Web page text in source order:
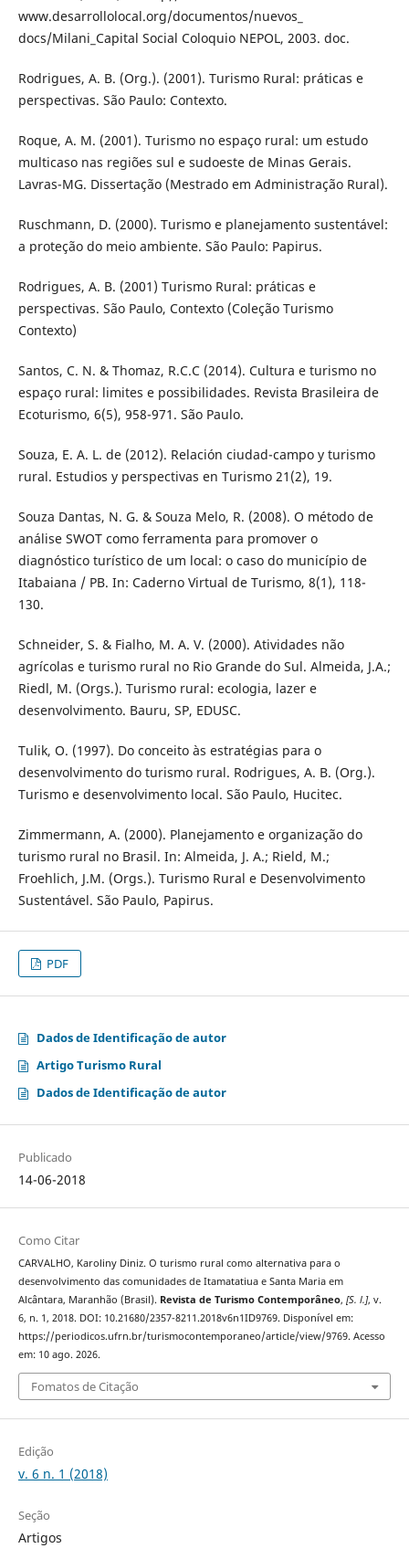
www.desarrollolocal.org/documentos/nuevos_
docs/Milani_Capital Social Coloquio NEPOL, 2003. doc.
Rodrigues, A. B. (Org.). (2001). Turismo Rural: práticas e
perspectivas. São Paulo: Contexto.
Roque, A. M. (2001). Turismo no espaço rural: um estudo
multicaso nas regiões sul e sudoeste de Minas Gerais.
Lavras-MG. Dissertação (Mestrado em Administração Rural).
Ruschmann, D. (2000). Turismo e planejamento sustentável:
a proteção do meio ambiente. São Paulo: Papirus.
Rodrigues, A. B. (2001) Turismo Rural: práticas e
perspectivas. São Paulo, Contexto (Coleção Turismo
Contexto)
Santos, C. N. & Thomaz, R.C.C (2014). Cultura e turismo no
espaço rural: limites e possibilidades. Revista Brasileira de
Ecoturismo, 6(5), 958-971. São Paulo.
Souza, E. A. L. de (2012). Relación ciudad-campo y turismo
rural. Estudios y perspectivas en Turismo 21(2), 19.
Souza Dantas, N. G. & Souza Melo, R. (2008). O método de
análise SWOT como ferramenta para promover o
diagnóstico turístico de um local: o caso do município de
Itabaiana / PB. In: Caderno Virtual de Turismo, 8(1), 118-
130.
Schneider, S. & Fialho, M. A. V. (2000). Atividades não
agrícolas e turismo rural no Rio Grande do Sul. Almeida, J.A.;
Riedl, M. (Orgs.). Turismo rural: ecologia, lazer e
desenvolvimento. Bauru, SP, EDUSC.
Tulik, O. (1997). Do conceito às estratégias para o
desenvolvimento do turismo rural. Rodrigues, A. B. (Org.).
Turismo e desenvolvimento local. São Paulo, Hucitec.
Zimmermann, A. (2000). Planejamento e organização do
turismo rural no Brasil. In: Almeida, J. A.; Rield, M.;
Froehlich, J.M. (Orgs.). Turismo Rural e Desenvolvimento
Sustentável. São Paulo, Papirus.
PDF
Dados de Identificação de autor
Artigo Turismo Rural
Dados de Identificação de autor
Publicado
14-06-2018
Como Citar
CARVALHO, Karoliny Diniz. O turismo rural como alternativa para o
desenvolvimento das comunidades de Itamatatiua e Santa Maria em
Alcântara, Maranhão (Brasil). Revista de Turismo Contemporâneo, [S. l.], v.
6, n. 1, 2018. DOI: 10.21680/2357-8211.2018v6n1ID9769. Disponível em:
https://periodicos.ufrn.br/turismocontemporaneo/article/view/9769. Acesso
em: 10 ago. 2026.
Fomatos de Citação
Edição
v. 6 n. 1 (2018)
Seção
Artigos